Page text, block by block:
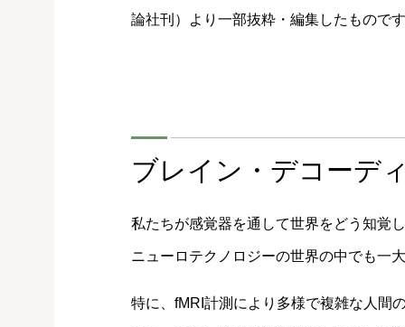
論社刊）より一部抜粋・編集したものです
ブレイン・デコーデ
私たちが感覚器を通して世界をどう知覚
ニューロテクノロジーの世界の中でも一
特に、fMRI計測により多様で複雑な人間